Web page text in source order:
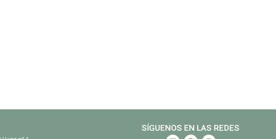
SÍGUENOS EN LAS REDES